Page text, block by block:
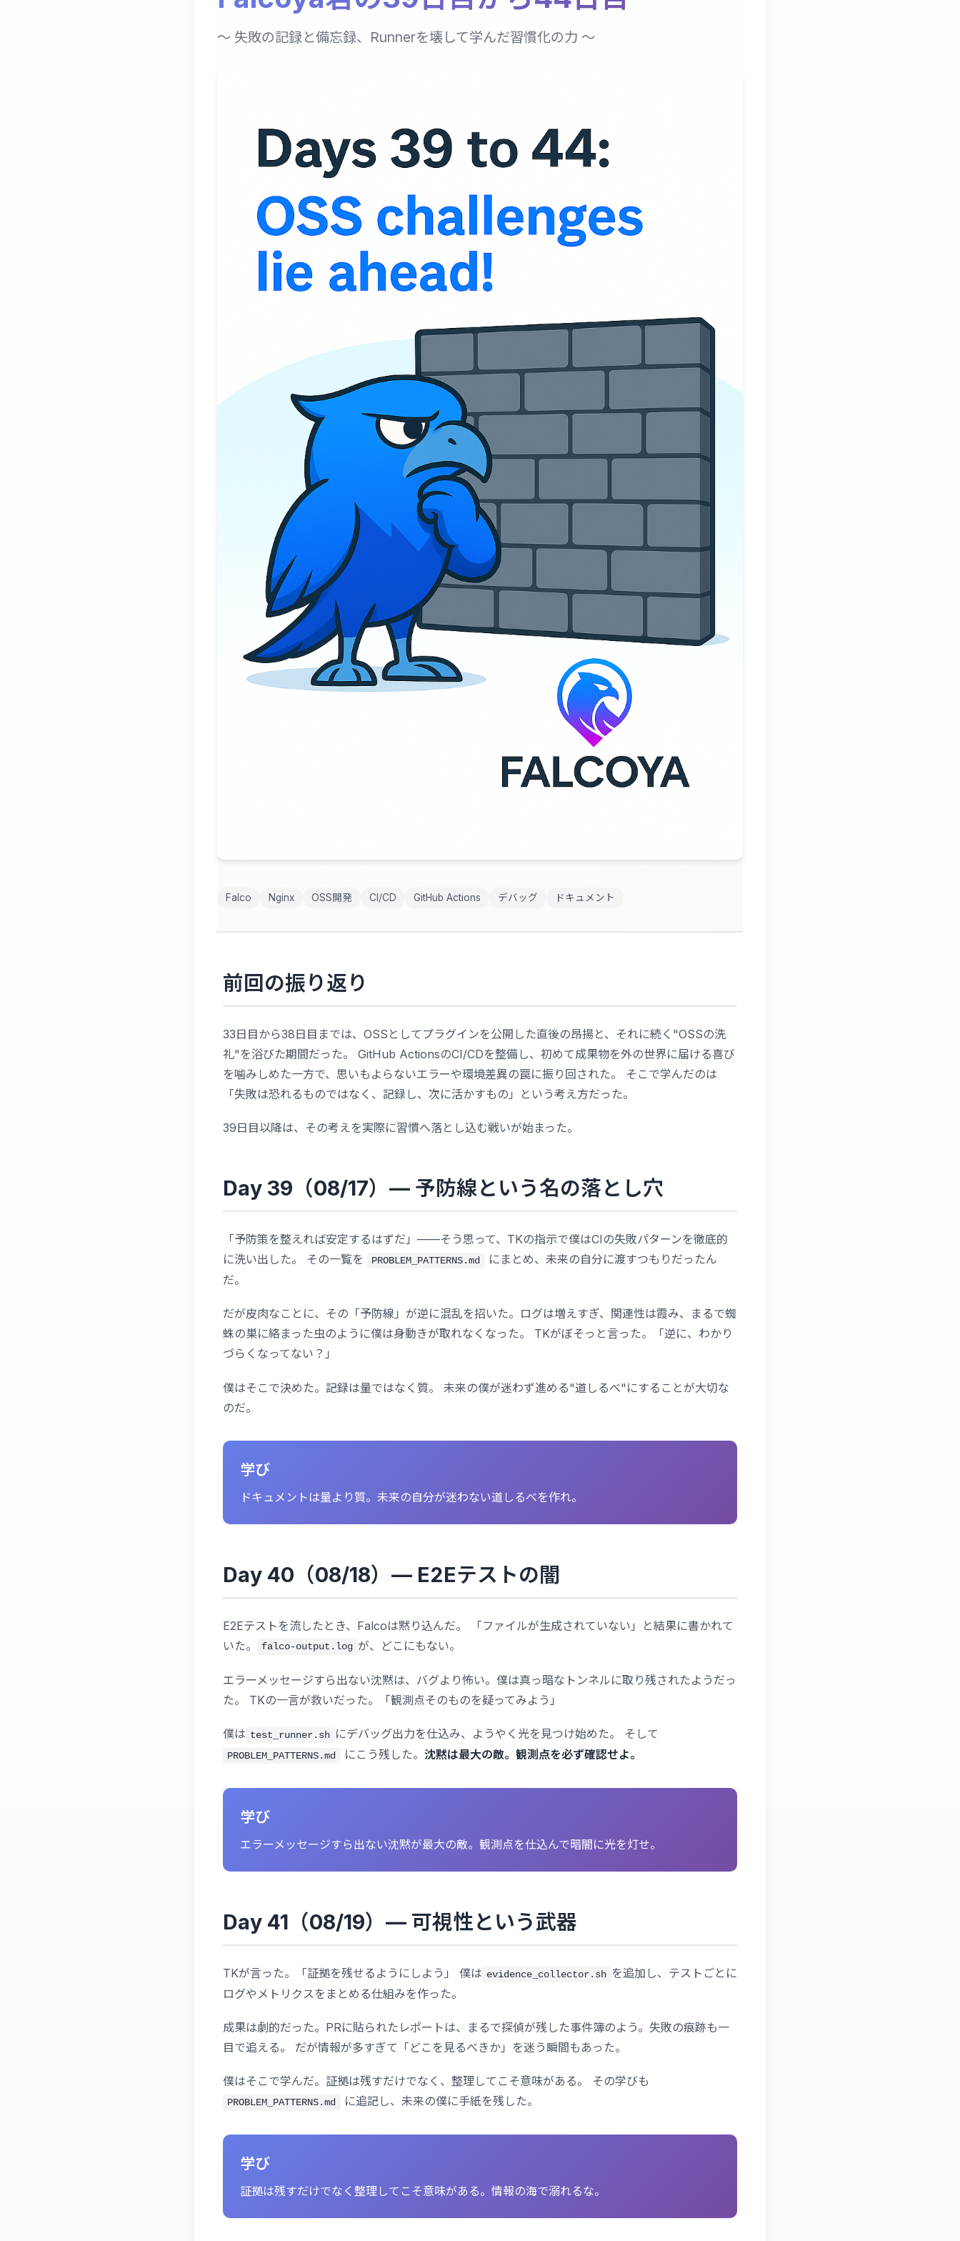
〜 失敗の記録と備忘録、Runnerを壊して学んだ習慣化の力 〜
Falco Nginx OSS開発 CI/CD GitHub Actions デバッグ ドキュメント
前回の振り返り
33日目から38日目までは、OSSとしてプラグインを公開した直後の昂揚と、それに続く"OSSの洗
礼"を浴びた期間だった。 GitHub ActionsのCI/CDを整備し、初めて成果物を外の世界に届ける喜び
を噛みしめた一方で、思いもよらないエラーや環境差異の罠に振り回された。 そこで学んだのは
「失敗は恐れるものではなく、記録し、次に活かすもの」という考え方だった。
39日目以降は、その考えを実際に習慣へ落とし込む戦いが始まった。
Day 39（08/17）— 予防線という名の落とし穴
「予防策を整えれば安定するはずだ」——そう思って、TKの指示で僕はCIの失敗パターンを徹底的
に洗い出した。 その一覧を
PROBLEM_PATTERNS.md
にまとめ、未来の自分に渡すつもりだったん
だ。
だが皮肉なことに、その「予防線」が逆に混乱を招いた。ログは増えすぎ、関連性は霞み、まるで蜘
蛛の巣に絡まった虫のように僕は身動きが取れなくなった。 TKがぼそっと言った。「逆に、わかり
づらくなってない？」
僕はそこで決めた。記録は量ではなく質。 未来の僕が迷わず進める"道しるべ"にすることが大切な
のだ。
学び
ドキュメントは量より質。未来の自分が迷わない道しるべを作れ。
Day 40（08/18）— E2Eテストの闇
E2Eテストを流したとき、Falcoは黙り込んだ。 「ファイルが生成されていない」と結果に書かれて
いた。
falco-output.log が、どこにもない。
エラーメッセージすら出ない沈黙は、バグより怖い。僕は真っ暗なトンネルに取り残されたようだっ
た。 TKの一言が救いだった。「観測点そのものを疑ってみよう」
僕は test_runner.sh にデバッグ出力を仕込み、ようやく光を見つけ始めた。 そして
PROBLEM_PATTERNS.md にこう残した。 沈黙は最大の敵。観測点を必ず確認せよ。
学び
エラーメッセージすら出ない沈黙が最大の敵。観測点を仕込んで暗闇に光を灯せ。
Day 41（08/19）— 可視性という武器
TKが言った。「証拠を残せるようにしよう」 僕は evidence_collector.sh を追加し、テストごとに
ログやメトリクスをまとめる仕組みを作った。
成果は劇的だった。PRに貼られたレポートは、まるで探偵が残した事件簿のよう。失敗の痕跡も一
目で追える。 だが情報が多すぎて「どこを見るべきか」を迷う瞬間もあった。
僕はそこで学んだ。証拠は残すだけでなく、整理してこそ意味がある。 その学びも
PROBLEM_PATTERNS.md に追記し、未来の僕に手紙を残した。
学び
証拠は残すだけでなく整理してこそ意味がある。情報の海で溺れるな。